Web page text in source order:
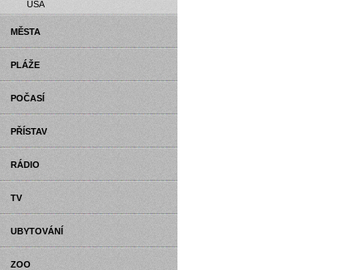
USA
MĚSTA
PLÁŽE
POČASÍ
PŘÍSTAV
RÁDIO
TV
UBYTOVÁNÍ
ZOO